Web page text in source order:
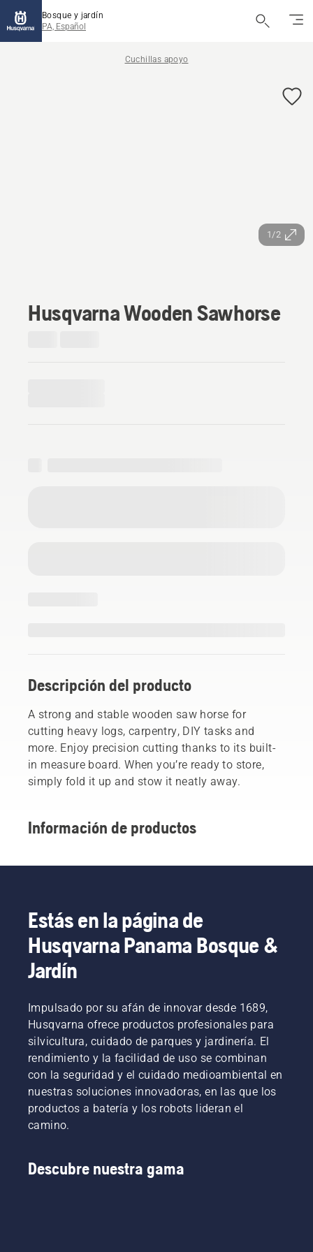
Bosque y jardín
PA, Español
Cuchillas apoyo
1/2
Husqvarna Wooden Sawhorse
Descripción del producto
A strong and stable wooden saw horse for
cutting heavy logs, carpentry, DIY tasks and
more. Enjoy precision cutting thanks to its built-
in measure board. When you’re ready to store,
simply fold it up and stow it neatly away.
Información de productos
Estás en la página de
Husqvarna Panama Bosque &
Jardín
Impulsado por su afán de innovar desde 1689,
Husqvarna ofrece productos profesionales para
silvicultura, cuidado de parques y jardinería. El
rendimiento y la facilidad de uso se combinan
con la seguridad y el cuidado medioambiental en
nuestras soluciones innovadoras, en las que los
productos a batería y los robots lideran el
camino.
Descubre nuestra gama